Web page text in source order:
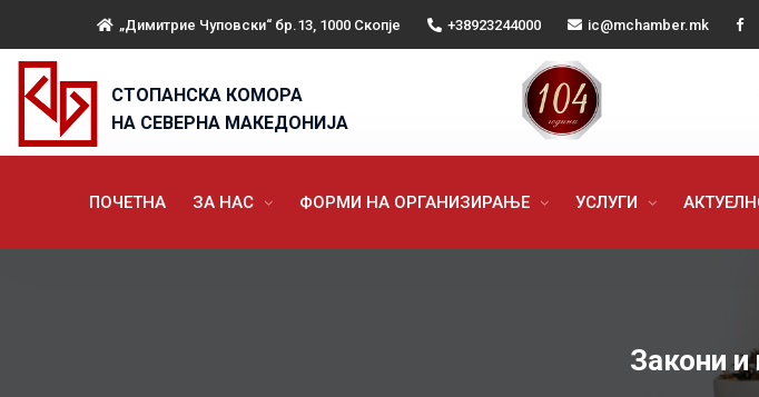
„Димитрие Чуповски“ бр.13, 1000 Скопје +38923244000 ic@mchamber.mk
СТОПАНСКА КОМОРА
НА СЕВЕРНА МАКЕДОНИЈА
ПОЧЕТНА ЗА НАС ФОРМИ НА ОРГАНИЗИРАЊЕ УСЛУГИ
Закони и